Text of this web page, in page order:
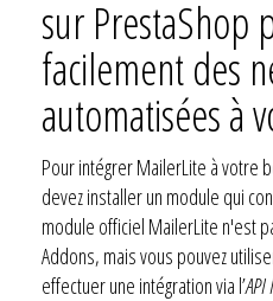
sur PrestaShop
facilement des
automatisées à
Pour intégrer MailerLite à votre
devez installer un module qui
module officiel MailerLite n'est
Addons, mais vous pouvez
effectuer une intégration via l’